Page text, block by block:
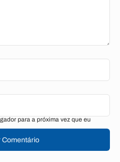
para a próxima vez que eu
Comentário